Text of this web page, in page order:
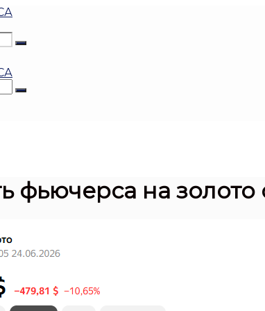
фьючерса на